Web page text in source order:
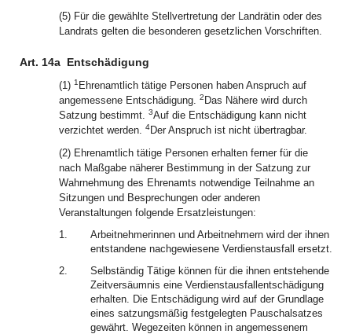
(5) Für die gewählte Stellvertretung der Landrätin oder des
Landrats gelten die besonderen gesetzlichen Vorschriften.
Art. 14a Entschädigung
(1) 1 Ehrenamtlich tätige Personen haben Anspruch auf
angemessene Entschädigung. 2 Das Nähere wird durch
Satzung bestimmt. 3Auf die Entschädigung kann nicht
verzichtet werden. 4Der Anspruch ist nicht übertragbar.
(2) Ehrenamtlich tätige Personen erhalten ferner für die
nach Maßgabe näherer Bestimmung in der Satzung zur
Wahrnehmung des Ehrenamts notwendige Teilnahme an
Sitzungen und Besprechungen oder anderen
Veranstaltungen folgende Ersatzleistungen:
1.
Arbeitnehmerinnen und Arbeitnehmern wird der ihnen
entstandene nachgewiesene Verdienstausfall ersetzt.
2.
Selbständig Tätige können für die ihnen entstehende
Zeitversäumnis eine Verdienstausfallentschädigung
erhalten. Die Entschädigung wird auf der Grundlage
eines satzungsmäßig festgelegten Pauschalsatzes
gewährt. Wegezeiten können in angemessenem